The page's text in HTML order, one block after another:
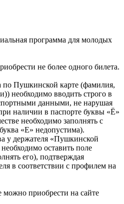
программа для молодых
не более одного билета.
по Пушкинской карте (фамилия,
необходимо вводить строго в
данными, не нарушая
наличии в паспорте буквы «Ё»
необходимо заполнять с
«Е» недопустима).
у держателя «Пушкинской
оставить поле
его), подтверждая
в соответствии с профилем на
приобрести на сайте